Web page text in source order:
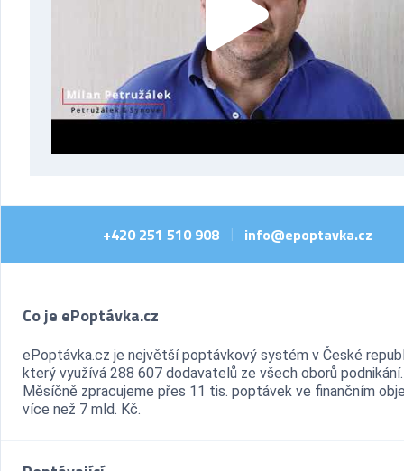
+420 251 510 908 info@epoptavka.cz
Co je ePoptávka.cz
ePoptávka.cz je největší poptávkový systém v České
který využívá 288 607 dodavatelů ze všech oborů podnikání.
Měsíčně zpracujeme přes 11 tis. poptávek ve finančním
více než 7 mld. Kč.